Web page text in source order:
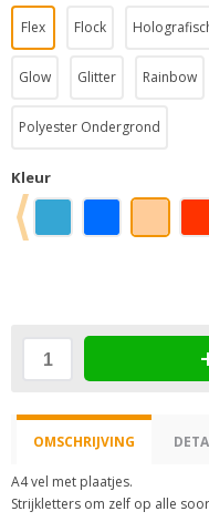
Flex Flock
Glow Glitter Rainbow
Polyester Ondergrond
Kleur
OMSCHRIJVING
A4 vel met plaatjes.
Strijkletters om zelf op alle